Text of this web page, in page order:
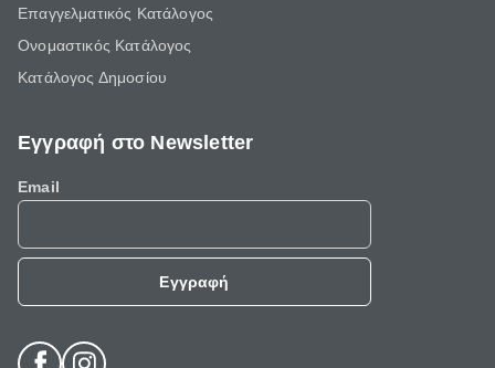
Επαγγελματικός Κατάλογος
Ονομαστικός Κατάλογος
Κατάλογος Δημοσίου
Εγγραφή στο Newsletter
Email
Εγγραφή